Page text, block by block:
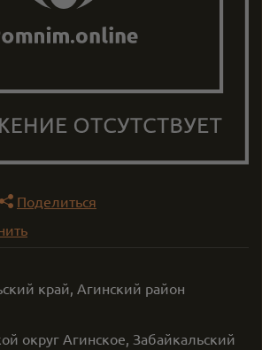
Поделиться
край, Агинский район
округ Агинское, Забайкальский